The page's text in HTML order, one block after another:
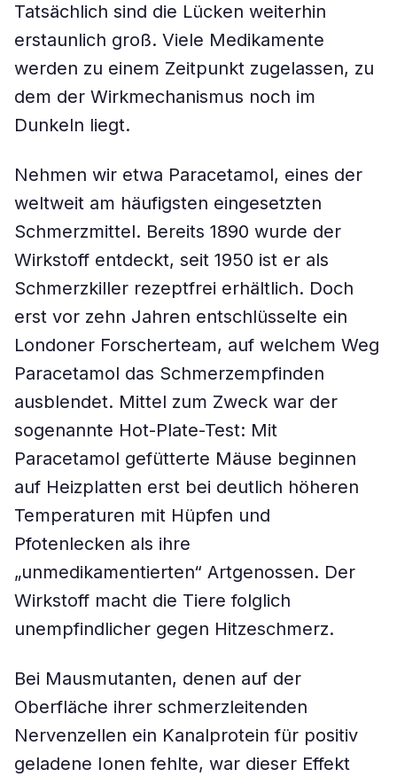
Tatsächlich sind die Lücken weiterhin
erstaunlich groß. Viele Medikamente
werden zu einem Zeitpunkt zugelassen, zu
dem der Wirkmechanismus noch im
Dunkeln liegt.
Nehmen wir etwa Paracetamol, eines der
weltweit am häufigsten eingesetzten
Schmerzmittel. Bereits 1890 wurde der
Wirkstoff entdeckt, seit 1950 ist er als
Schmerzkiller rezeptfrei erhältlich. Doch
erst vor zehn Jahren entschlüsselte ein
Londoner Forscherteam, auf welchem Weg
Paracetamol das Schmerzempfinden
ausblendet. Mittel zum Zweck war der
sogenannte Hot-Plate-Test: Mit
Paracetamol gefütterte Mäuse beginnen
auf Heizplatten erst bei deutlich höheren
Temperaturen mit Hüpfen und
Pfotenlecken als ihre
„unmedikamentierten“ Artgenossen. Der
Wirkstoff macht die Tiere folglich
unempfindlicher gegen Hitzeschmerz.
Bei Mausmutanten, denen auf der
Oberfläche ihrer schmerzleitenden
Nervenzellen ein Kanalprotein für positiv
geladene Ionen fehlte, war dieser Effekt